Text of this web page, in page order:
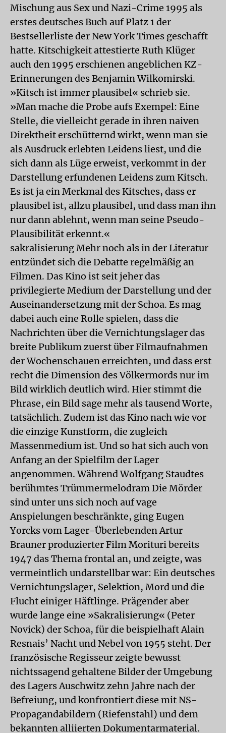
Mischung aus Sex und Nazi-Crime 1995 als
erstes deutsches Buch auf Platz 1 der
Bestsellerliste der New York Times geschafft
hatte. Kitschigkeit attestierte Ruth Klüger
auch den 1995 erschienen angeblichen KZ-
Erinnerungen des Benjamin Wilkomirski.
»Kitsch ist immer plausibel« schrieb sie.
»Man mache die Probe aufs Exempel: Eine
Stelle, die vielleicht gerade in ihren naiven
Direktheit erschütternd wirkt, wenn man sie
als Ausdruck erlebten Leidens liest, und die
sich dann als Lüge erweist, verkommt in der
Darstellung erfundenen Leidens zum Kitsch.
Es ist ja ein Merkmal des Kitsches, dass er
plausibel ist, allzu plausibel, und dass man ihn
nur dann ablehnt, wenn man seine Pseudo-
Plausibilität erkennt.«
sakralisierungMehr noch als in der Literatur
entzündet sich die Debatte regelmäßig an
Filmen. Das Kino ist seit jeher das
privilegierte Medium der Darstellung und der
Auseinandersetzung mit der Schoa. Es mag
dabei auch eine Rolle spielen, dass die
Nachrichten über die Vernichtungslager das
breite Publikum zuerst über Filmaufnahmen
der Wochenschauen erreichten, und dass erst
recht die Dimension des Völkermords nur im
Bild wirklich deutlich wird. Hier stimmt die
Phrase, ein Bild sage mehr als tausend Worte,
tatsächlich. Zudem ist das Kino nach wie vor
die einzige Kunstform, die zugleich
Massenmedium ist. Und so hat sich auch von
Anfang an der Spielfilm der Lager
angenommen. Während Wolfgang Staudtes
berühmtes TrümmermelodramDie Mörder
sind unter uns sich noch auf vage
Anspielungen beschränkte, ging Eugen
Yorcks vom Lager-Überlebenden Artur
Brauner produzierter FilmMorituribereits
1947 das Thema frontal an, und zeigte, was
vermeintlich undarstellbar war: Ein deutsches
Vernichtungslager, Selektion, Mord und die
Flucht einiger Häftlinge. Prägender aber
wurde lange eine »Sakralisierung« (Peter
Novick) der Schoa, für die beispielhaft Alain
Resnais’ Nacht und Nebelvon 1955 steht. Der
französische Regisseur zeigte bewusst
nichtssagend gehaltene Bilder der Umgebung
des Lagers Auschwitz zehn Jahre nach der
Befreiung, und konfrontiert diese mit NS-
Propagandabildern (Riefenstahl) und dem
bekannten alliierten Dokumentarmaterial.